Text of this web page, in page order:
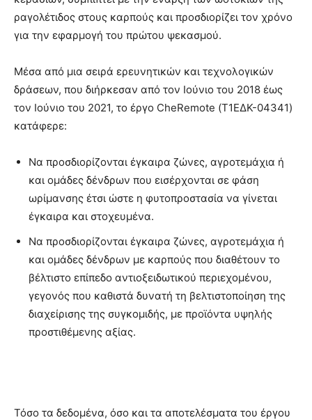
ραγολέτιδος στους καρπούς και προσδιορίζει τον χρόνο
για την εφαρμογή του πρώτου ψεκασμού.
Μέσα από μια σειρά ερευνητικών και τεχνολογικών
δράσεων, που διήρκεσαν από τον Ιούνιο του 2018 έως
τον Ιούνιο του 2021, το έργο CheRemote (Τ1ΕΔΚ-04341)
κατάφερε:
Να προσδιορίζονται έγκαιρα ζώνες, αγροτεμάχια ή
και ομάδες δένδρων που εισέρχονται σε φάση
ωρίμανσης έτσι ώστε η φυτοπροστασία να γίνεται
έγκαιρα και στοχευμένα.
Να προσδιορίζονται έγκαιρα ζώνες, αγροτεμάχια ή
και ομάδες δένδρων με καρπούς που διαθέτουν το
βέλτιστο επίπεδο αντιοξειδωτικού περιεχομένου,
γεγονός που καθιστά δυνατή τη βελτιστοποίηση της
διαχείρισης της συγκομιδής, με προϊόντα υψηλής
προστιθέμενης αξίας.
Τόσο τα δεδομένα, όσο και τα αποτελέσματα του έργου